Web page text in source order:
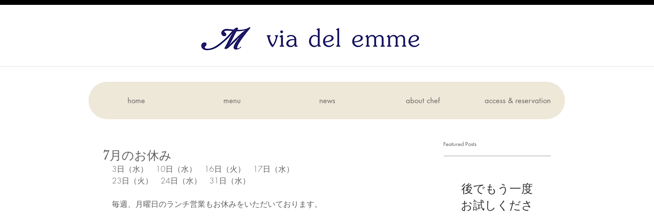
home menu news about chef access & reservation
7月のお休み
3日（水）　10日（水）　16日（火）　17日（水）
23日（火）　24日（水）　31日（水）
毎週、月曜日のランチ営業もお休みをいただいております。
Featured Posts
後でもう一度
お試しくださ